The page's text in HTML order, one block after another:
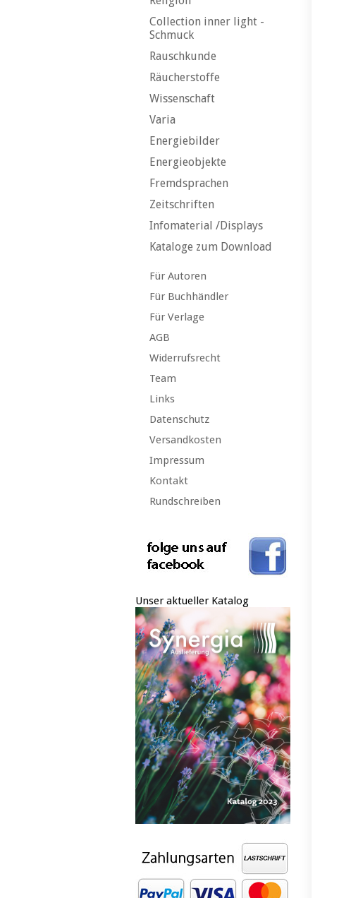
Collection inner light -
Schmuck
Rauschkunde
Räucherstoffe
Wissenschaft
Varia
Energiebilder
Energieobjekte
Fremdsprachen
Zeitschriften
Infomaterial /Displays
Kataloge zum Download
Für Autoren
Für Buchhändler
Für Verlage
AGB
Widerrufsrecht
Team
Links
Datenschutz
Versandkosten
Impressum
Kontakt
Rundschreiben
Unser aktueller Katalog